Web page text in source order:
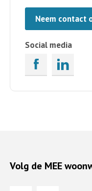
Neem contact
Social media
Volg de MEE